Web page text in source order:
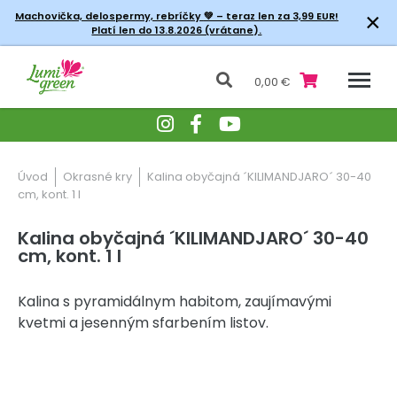
Machovička, delospermy, rebríčky💚 – teraz len za 3,99 EUR!
Platí len do 13.8.2026 (vrátane).
×
0,00 €
Úvod Okrasné kry
Kalina obyčajná ´KILIMANDJARO´ 30-40
cm, kont. 1 l
Kalina obyčajná ´KILIMANDJARO´ 30-40
cm, kont. 1 l
Kalina s pyramidálnym habitom, zaujímavými
kvetmi a jesenným sfarbením listov.